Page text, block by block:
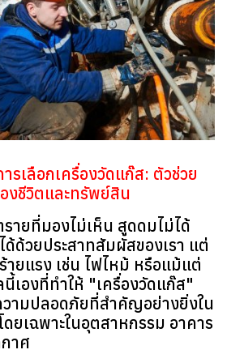
รเลือกเครื่องวัดแก๊ส: ตัวช่วย
งชีวิตและทรัพย์สิน
ายที่มองไม่เห็น สูดดมไม่ได้
ด้ด้วยประสาทสัมผัสของเรา แต่
ยแรง เช่น ไฟไหม้ หรือแม้แต่
เองที่ทำให้ "เครื่องวัดแก๊ส"
ามปลอดภัยที่สำคัญอย่างยิ่งใน
ยเฉพาะในอุตสาหกรรม อาคาร
าศ